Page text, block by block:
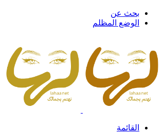
بحث عن
الوضع المظلم
القائمة